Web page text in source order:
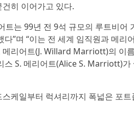
히 이어가고 있다.
트는 99년 전 9석 규모의 루트비어
”며 “이는 전 세계 임직원과 메리
리어트(J. Willard Marriott)의 이
S. 메리어트(Alice S. Marriott)가
케일부터 럭셔리까지 폭넓은 포